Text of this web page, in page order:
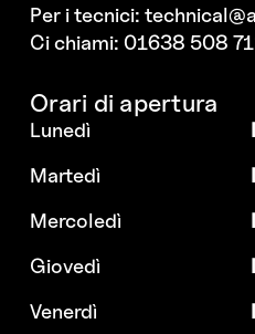
Per i tecnici:
Ci chiami: 01638 508
Orari di apertura
Lunedì
Martedì
Mercoledì
Giovedì
Venerdì